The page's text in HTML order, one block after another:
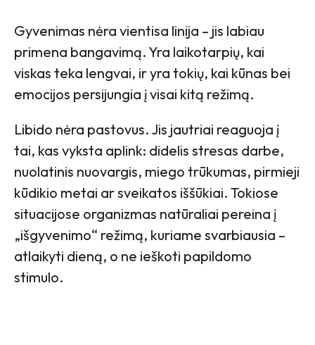
Gyvenimas nėra vientisa linija – jis labiau
primena bangavimą. Yra laikotarpių, kai
viskas teka lengvai, ir yra tokių, kai kūnas bei
emocijos persijungia į visai kitą režimą.
Libido nėra pastovus. Jis jautriai reaguoja į
tai, kas vyksta aplink: didelis stresas darbe,
nuolatinis nuovargis, miego trūkumas, pirmieji
kūdikio metai ar sveikatos iššūkiai. Tokiose
situacijose organizmas natūraliai pereina į
„išgyvenimo“ režimą, kuriame svarbiausia –
atlaikyti dieną, o ne ieškoti papildomo
stimulo.